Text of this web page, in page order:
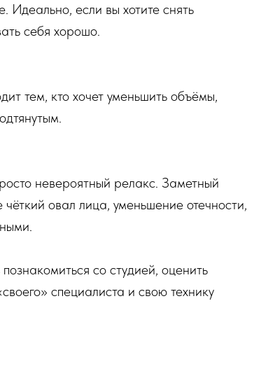
Идеально, если вы хотите снять
себя хорошо.
тем, кто хочет уменьшить объёмы,
невероятный релакс. Заметный
овал лица, уменьшение отечности,
со студией, оценить
специалиста и свою технику